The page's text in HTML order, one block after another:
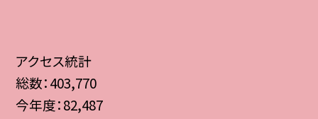
アクセス統計
総数：403,770
今年度：82,487